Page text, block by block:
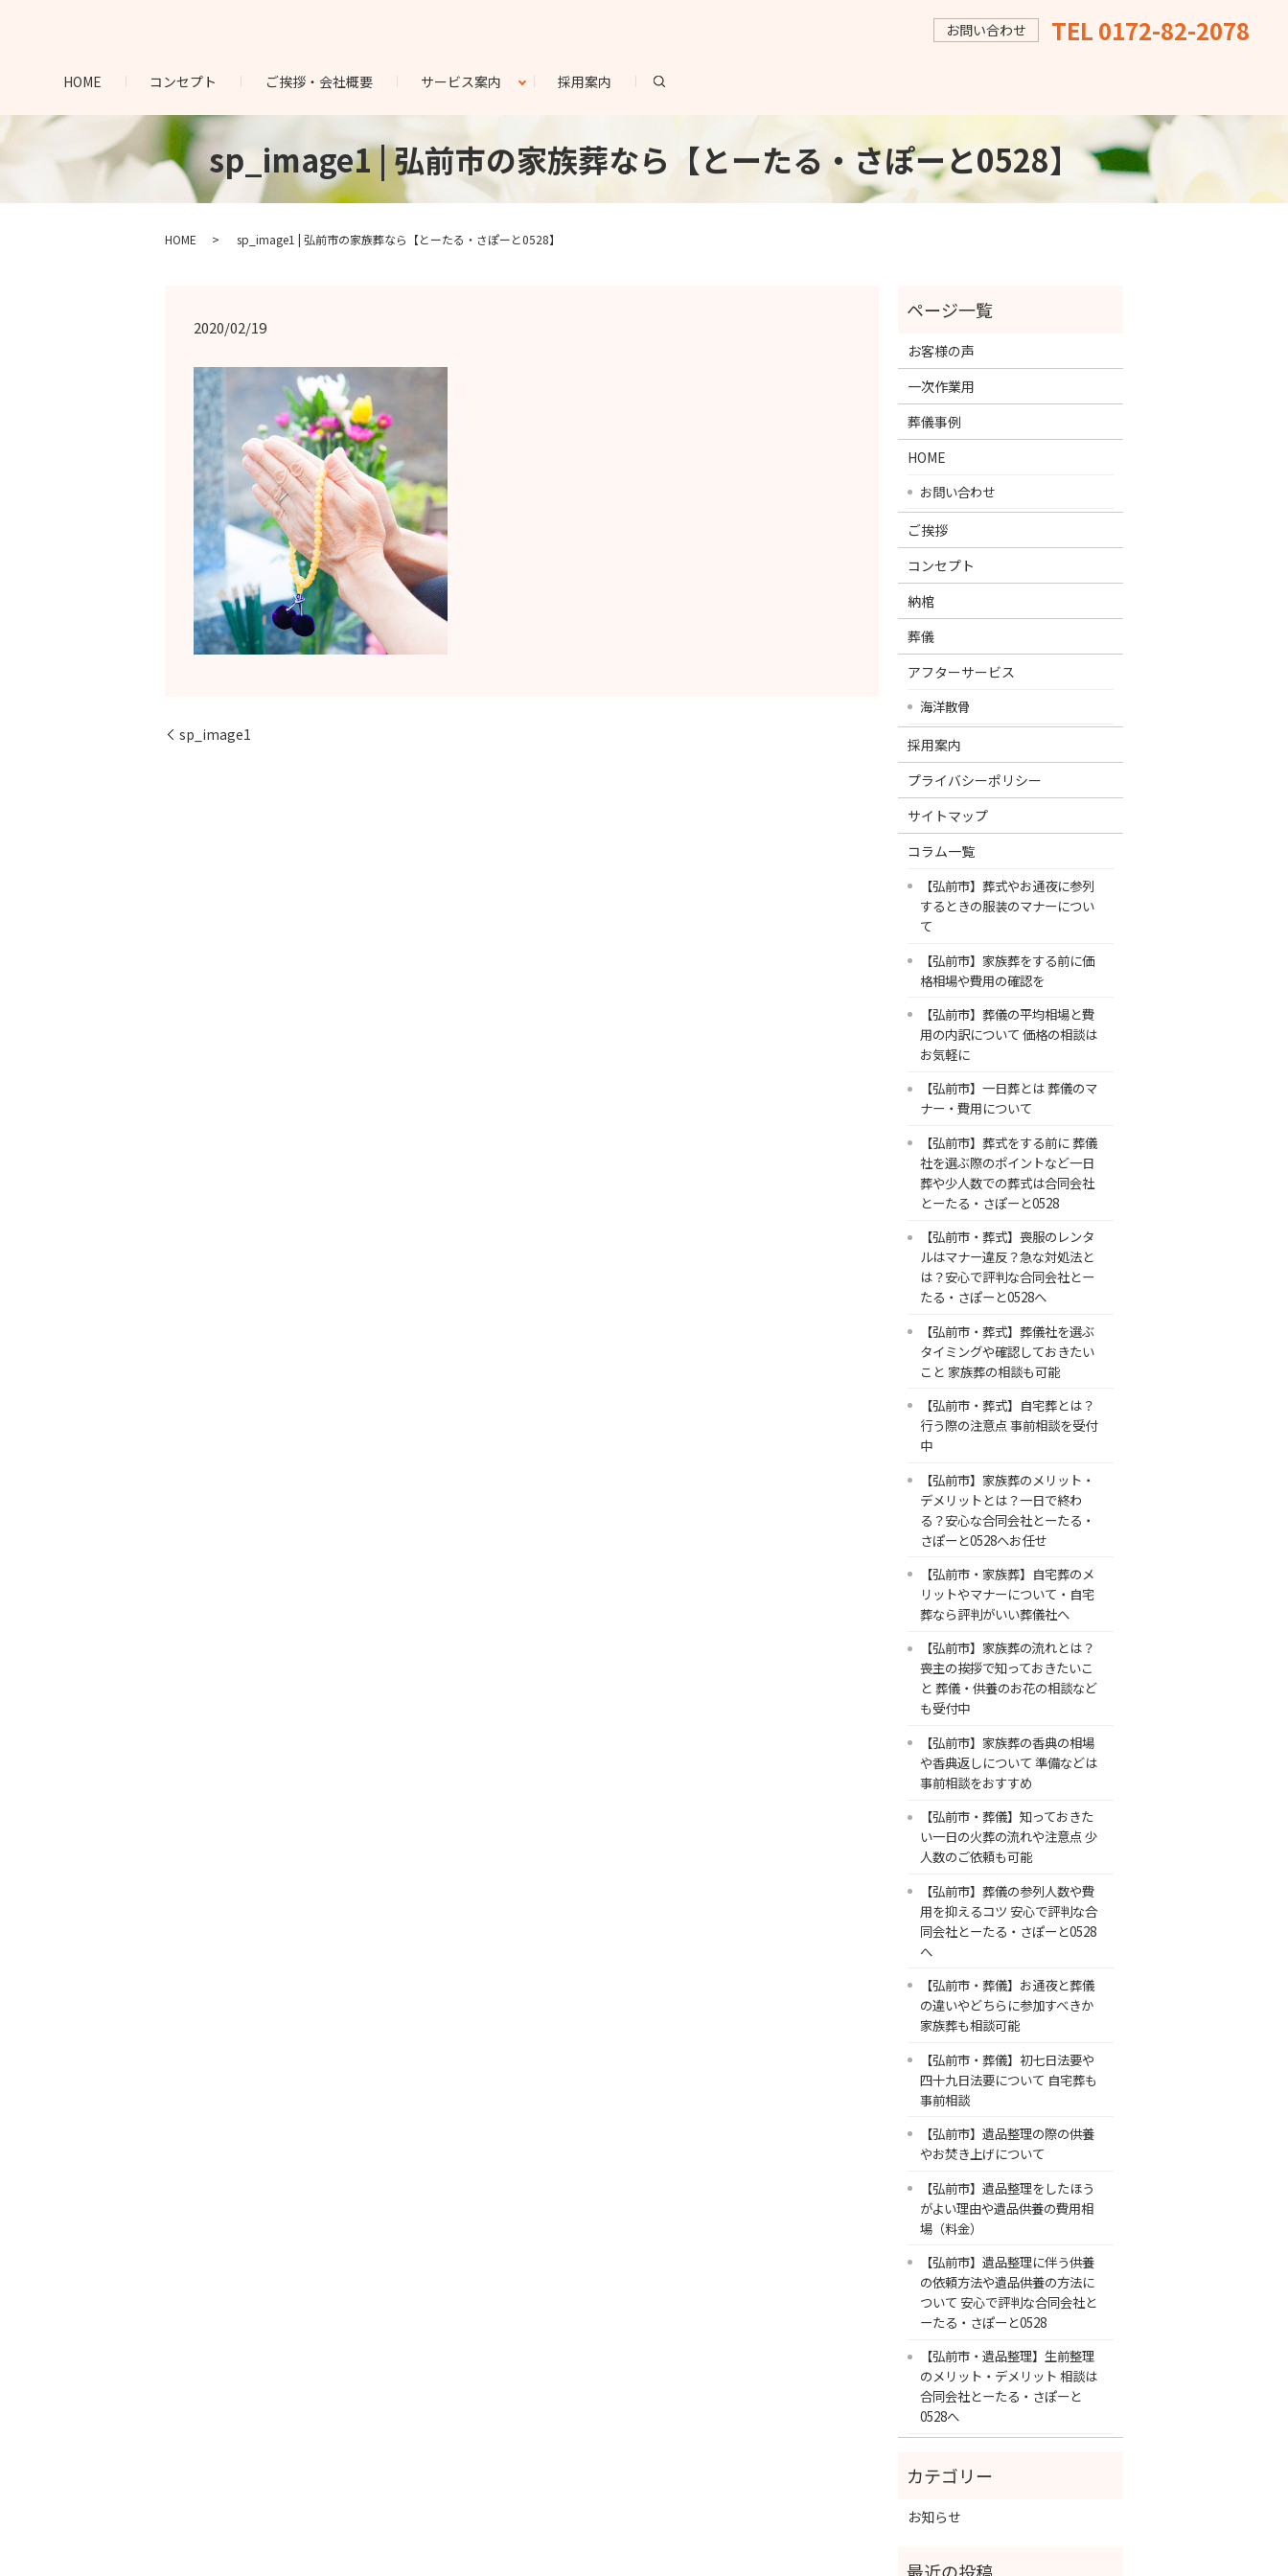
HOME コンセプト ご挨拶・会社概要 サービス案内 採用案内 search
お問い合わせ TEL 0172-82-2078
sp_image1 | 弘前市の家族葬なら【とーたる・さぽーと0528】
HOME sp_image1 | 弘前市の家族葬なら【とーたる・さぽーと0528】
2020/02/19
sp_image1
お客様の声
一次作業用
葬儀事例
HOME
お問い合わせ
ご挨拶
コンセプト
納棺
葬儀
アフターサービス
海洋散骨
採用案内
プライバシーポリシー
サイトマップ
コラム一覧
【弘前市】葬式やお通夜に参列
するときの服装のマナーについ
て
【弘前市】家族葬をする前に価
格相場や費用の確認を
【弘前市】葬儀の平均相場と費
用の内訳について 価格の相談は
お気軽に
【弘前市】一日葬とは 葬儀のマ
ナー・費用について
【弘前市】葬式をする前に 葬儀
社を選ぶ際のポイントなど一日
葬や少人数での葬式は合同会社
とーたる・さぽーと0528
【弘前市・葬式】喪服のレンタ
ルはマナー違反？急な対処法と
は？安心で評判な合同会社とー
たる・さぽーと0528へ
【弘前市・葬式】葬儀社を選ぶ
タイミングや確認しておきたい
こと 家族葬の相談も可能
【弘前市・葬式】自宅葬とは？
行う際の注意点 事前相談を受付
中
【弘前市】家族葬のメリット・
デメリットとは？一日で終わ
る？安心な合同会社とーたる・
さぽーと0528へお任せ
【弘前市・家族葬】自宅葬のメ
リットやマナーについて・自宅
葬なら評判がいい葬儀社へ
【弘前市】家族葬の流れとは？
喪主の挨拶で知っておきたいこ
と 葬儀・供養のお花の相談など
も受付中
【弘前市】家族葬の香典の相場
や香典返しについて 準備などは
事前相談をおすすめ
【弘前市・葬儀】知っておきた
い一日の火葬の流れや注意点 少
人数のご依頼も可能
【弘前市】葬儀の参列人数や費
用を抑えるコツ 安心で評判な合
同会社とーたる・さぽーと0528
へ
【弘前市・葬儀】お通夜と葬儀
の違いやどちらに参加すべきか
家族葬も相談可能
【弘前市・葬儀】初七日法要や
四十九日法要について 自宅葬も
事前相談
【弘前市】遺品整理の際の供養
やお焚き上げについて
【弘前市】遺品整理をしたほう
がよい理由や遺品供養の費用相
場（料金）
【弘前市】遺品整理に伴う供養
の依頼方法や遺品供養の方法に
ついて 安心で評判な合同会社と
ーたる・さぽーと0528
【弘前市・遺品整理】生前整理
のメリット・デメリット 相談は
合同会社とーたる・さぽーと
0528へ
お知らせ